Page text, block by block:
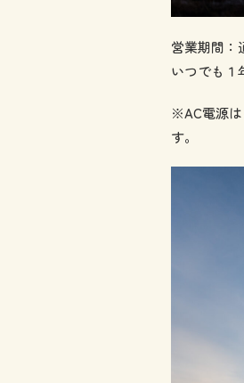
営業期間：
いつでも１
※AC電源は
す。